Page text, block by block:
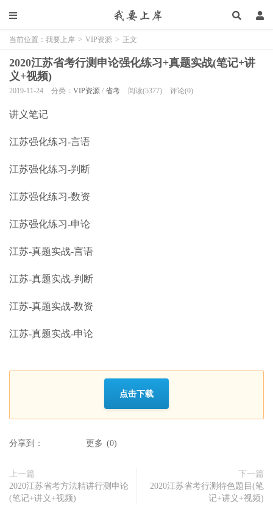
当前位置： 我要上岸 > VIP资源 > 正文
2020江苏省考行测申论强化练习+真题实战(笔记+讲
义+视频)
2019-11-24 分类： VIP资源 / 省考 阅读(5377) 评论(0)
讲义笔记
江苏强化练习-言语
江苏强化练习-判断
江苏强化练习-数资
江苏强化练习-申论
江苏-真题实战-言语
江苏-真题实战-判断
江苏-真题实战-数资
江苏-真题实战-申论
点击下载
分享到： 更多 (0)
上一篇
2020江苏省考方法精讲行测申论
(笔记+讲义+视频)
下一篇
2020江苏省考行测特色题目(笔
记+讲义+视频)